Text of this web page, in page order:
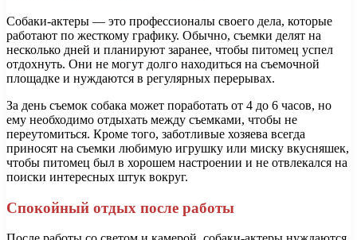
Собаки-актеры — это профессионалы своего дела, которые
работают по жесткому графику. Обычно, съемки делят на
несколько дней и планируют заранее, чтобы питомец успел
отдохнуть. Они не могут долго находиться на съемочной
площадке и нуждаются в регулярных перерывах.
За день съемок собака может поработать от 4 до 6 часов, но
ему необходимо отдыхать между съемками, чтобы не
переутомиться. Кроме того, заботливые хозяева всегда
приносят на съемки любимую игрушку или миску вкусняшек,
чтобы питомец был в хорошем настроении и не отвлекался на
поиски интересных штук вокруг.
Спокойный отдых после работы